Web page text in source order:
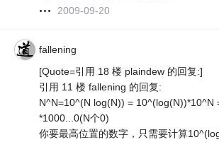
2009-09-20
fallening
[Quote=引用 18 楼 plaindew 的回复:]
引用 11 楼 fallening 的回复:
N^N=10^(N log(N)) = 10^(log(N))*10^N
*1000...0(N个0)
你要最高位置的数字，只需要计算